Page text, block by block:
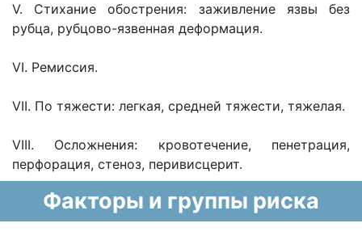
V. Стихание обострения: заживление язвы без
рубца, рубцово-язвенная деформация.
VI. Ремиссия.
VII. По тяжести: легкая, средней тяжести, тяжелая.
VIII. Осложнения: кровотечение, пенетрация,
перфорация, стеноз, перивисцерит.
Факторы и группы риска